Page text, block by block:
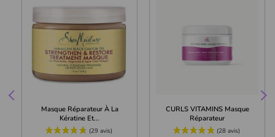
Masque Réparateur À La
Kératine Et...
CURLS VITAMINS Masque
Réparateur